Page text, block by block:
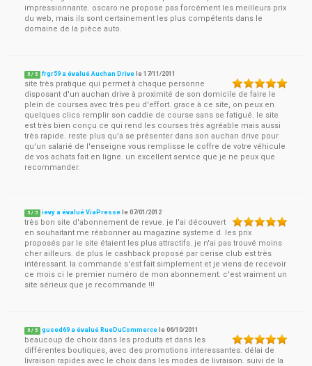
impressionnante. oscaro ne propose pas forcément les meilleurs prix
du web, mais ils sont certainement les plus compétents dans le
domaine de la pièce auto.
5 / 5 frgr59 a évalué Auchan Drive le17/11/2011
site très pratique qui permet à chaque personne
disposant d'un auchan drive à proximité de son domicile de faire le
plein de courses avec très peu d'effort. grace à ce site, on peux en
quelques clics remplir son caddie de course sans se fatigué. le site
est très bien conçu ce qui rend les courses très agréable mais aussi
très rapide. reste plus qu'a se présenter dans son auchan drive pour
qu'un salarié de l'enseigne vous remplisse le coffre de votre véhicule
de vos achats fait en ligne. un excellent service que je ne peux que
recommander.
5 / 5 ievy a évalué ViaPresse le07/01/2012
très bon site d'abonnement de revue. je l'ai découvert
en souhaitant me réabonner au magazine systeme d. les prix
proposés par le site étaient les plus attractifs. je n'ai pas trouvé moins
cher ailleurs. de plus le cashback proposé par cerise club est très
intéressant. la commande s'est fait simplement et je viens de recevoir
ce mois ci le premier numéro de mon abonnement. c'est vraiment un
site sérieux que je recommande !!!
5 / 5 gused69 a évalué RueDuCommerce le06/10/2011
beaucoup de choix dans les produits et dans les
différentes boutiques, avec des promotions interessantes. délai de
livraison rapides avec le choix dans les modes de livraison. suivi de la